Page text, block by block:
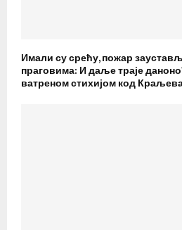
Имали су срећу, пожар
праговима: И даље траје
ватреном стихијом код